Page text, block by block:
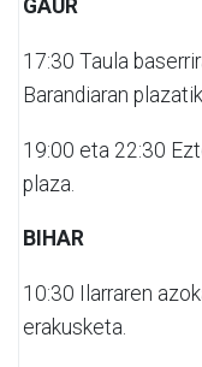
GAUR
17:30 Taula
Barandiaran
19:00 eta 22:30
plaza.
BIHAR
10:30 Ilarraren
erakusketa.